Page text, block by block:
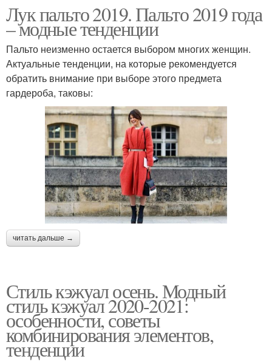
Лук пальто 2019. Пальто 2019 года
– модные тенденции
Пальто неизменно остается выбором многих женщин.
Актуальные тенденции, на которые рекомендуется
обратить внимание при выборе этого предмета
гардероба, таковы:
читать дальше →
Стиль кэжуал осень. Модный
стиль кэжуал 2020-2021:
особенности, советы
комбинирования элементов,
тенденции